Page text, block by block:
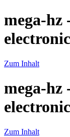
mega-hz
Zum Inhalt
mega-hz
Zum Inhalt